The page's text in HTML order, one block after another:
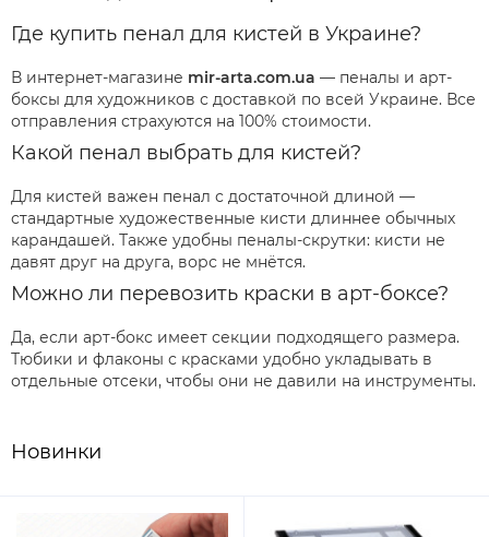
Где купить пенал для кистей в Украине?
В интернет-магазине mir-arta.com.ua — пеналы и арт-
боксы для художников с доставкой по всей Украине. Все
отправления страхуются на 100% стоимости.
Какой пенал выбрать для кистей?
Для кистей важен пенал с достаточной длиной —
стандартные художественные кисти длиннее обычных
карандашей. Также удобны пеналы-скрутки: кисти не
давят друг на друга, ворс не мнётся.
Можно ли перевозить краски в арт-боксе?
Да, если арт-бокс имеет секции подходящего размера.
Тюбики и флаконы с красками удобно укладывать в
отдельные отсеки, чтобы они не давили на инструменты.
Новинки